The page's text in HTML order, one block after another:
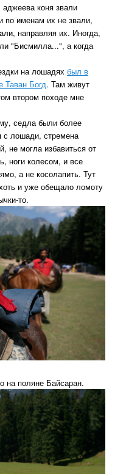
коня звали
по именам их не звали,
направляя их. Иногда,
"Бисмилла...", а когда
на лошадяхбыл в
Таван Богд. Там живут
втором походе мне
седла были более
с лошади, стремена
не могла избавиться от
ноги колесом, и все
а не косолапить. Тут
и уже обещало ломоту
то.
на поляне Байсаран.